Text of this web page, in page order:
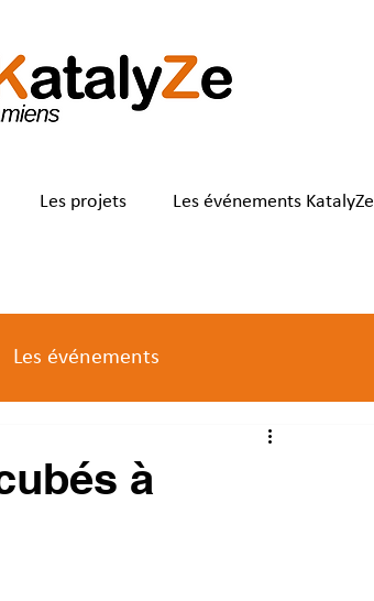
Les projets Les événements KatalyZe
Les événements
à